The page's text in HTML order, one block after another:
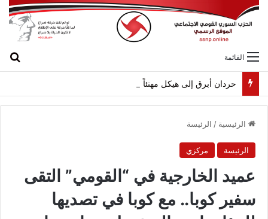
القائمة
حردان أبرق إلى هيكل مهنئاً بمناسبة عيد الجيش
الرئيسية / الرئيسة
الرئيسة مركزي
عميد الخارجية في “القومي” التقى
سفير كوبا.. مع كوبا في تصديها